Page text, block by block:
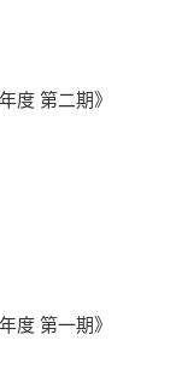
度 第二期》
度 第一期》